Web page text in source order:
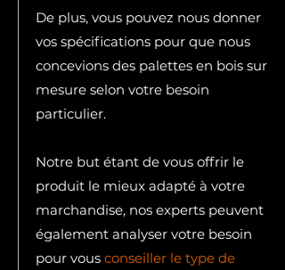
De plus, vous pouvez nous donner
vos spécifications pour que nous
concevions des palettes en bois sur
mesure selon votre besoin
particulier.
Notre but étant de vous offrir le
produit le mieux adapté à votre
marchandise, nos experts peuvent
également analyser votre besoin
pour vous conseiller le type de